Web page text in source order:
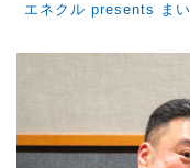
エネクル presents ま